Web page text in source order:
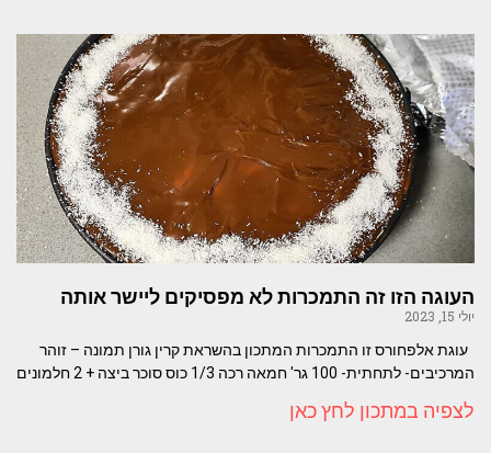
העוגה הזו זה התמכרות לא מפסיקים ליישר אותה
יולי 15, 2023
עוגת אלפחורס זו התמכרות המתכון בהשראת קרין גורן תמונה – זוהר
המרכיבים- לתחתית- 100 גר' חמאה רכה 1/3 כוס סוכר ביצה + 2 חלמונים
לצפיה במתכון לחץ כאן